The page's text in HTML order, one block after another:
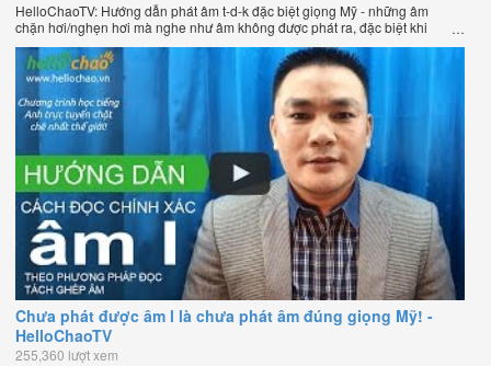
HelloChaoTV: Hướng dẫn phát âm t-d-k đặc biệt giọng Mỹ - những âm
chặn hơi/nghẹn hơi mà nghe như âm không được phát ra, đặc biệt khi
chúng nằm ở cuối từ. Hướng dẫn của thầy Phạm Việt Thắng, đồng sáng
lập HelloChao.vn - Chương trình dạy tiếng Anh trực tuyến chặt chẽ nhất
thế giới.
Chưa phát được âm l là chưa phát âm đúng giọng Mỹ! -
HelloChaoTV
255,360 lượt xem